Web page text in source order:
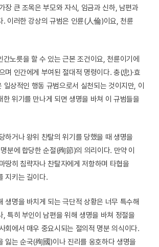
장 큰 조목은 부모와 자식, 임금과 신하, 남편과
. 이러한 강상의 규범은 인륜(人倫)이요, 천륜
간노릇을 할 수 있는 근본 조건이요, 천륜이기에
며 인간에게 부여된 절대적 명령이다. 충(忠)·효
일상적인 행동 규범으로서 실천되는 것이지만, 이
한 위기를 만나게 되면 생명을 바쳐 이 규범들을
하거나 왕위 찬탈의 위기를 당했을 때 생명을
분에 합당한 순절(殉節)의 의리이다. 만약 이
땅히 침략자나 찬탈자에게 저항하며 타협을
지키는 길이다.
생명을 바치게 되는 극단적 상황은 너무 특수해
, 특히 부인이 남편을 위해 생명을 바쳐 정절을
회에서 매우 중요시되는 절의적 명분 의식이다.
잃는 순국(殉國)이나 진리를 옹호하다 생명을